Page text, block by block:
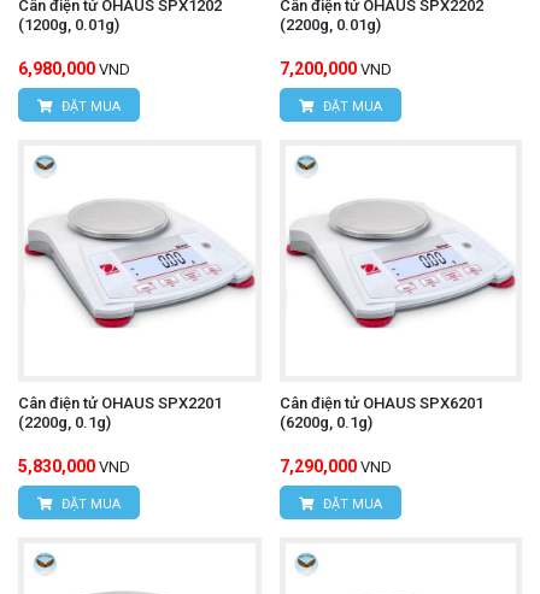
Cân điện tử OHAUS SPX1202
(1200g, 0.01g)
6,980,000 VND
ĐẶT MUA
Cân điện tử OHAUS SPX2202
(2200g, 0.01g)
7,200,000 VND
ĐẶT MUA
Cân điện tử OHAUS SPX2201
(2200g, 0.1g)
5,830,000 VND
ĐẶT MUA
Cân điện tử OHAUS SPX6201
(6200g, 0.1g)
7,290,000 VND
ĐẶT MUA